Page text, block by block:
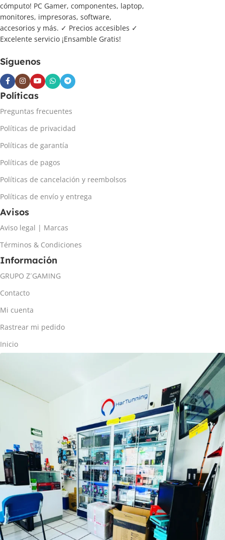
cómputo! PC Gamer, componentes, laptop,
monitores, impresoras, software,
accesorios y más. ✓ Precios accesibles ✓
Excelente servicio ¡Ensamble Gratis!
Síguenos
Políticas
Preguntas frecuentes
Políticas de privacidad
Políticas de garantía
Políticas de pagos
Políticas de cancelación y reembolsos
Políticas de envío y entrega
Avisos
Aviso legal | Marcas
Términos & Condiciones
Información
GRUPO Z´GAMING
Contacto
Mi cuenta
Rastrear mi pedido
Inicio